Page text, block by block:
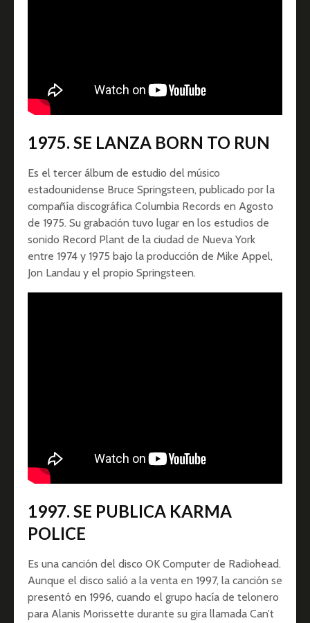
1975. SE LANZA BORN TO RUN
Es el tercer álbum de estudio del músico
estadounidense Bruce Springsteen, publicado por la
compañía discográfica Columbia Records en Agosto
de 1975. Su grabación tuvo lugar en los estudios de
sonido Record Plant de la ciudad de Nueva York
entre 1974 y 1975 bajo la producción de Mike Appel,
Jon Landau y el propio Springsteen.
1997. SE PUBLICA KARMA
POLICE
Es una canción del disco OK Computer de Radiohead.
Aunque el disco salió a la venta en 1997, la canción se
presentó en 1996, cuando el grupo hacía de telonero
para Alanis Morissette durante su gira llamada Can’t